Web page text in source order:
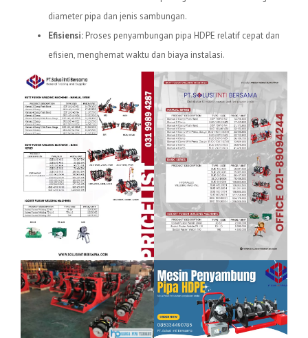
diameter pipa dan jenis sambungan.
Efisiensi: Proses penyambungan pipa HDPE relatif cepat dan
efisien, menghemat waktu dan biaya instalasi.